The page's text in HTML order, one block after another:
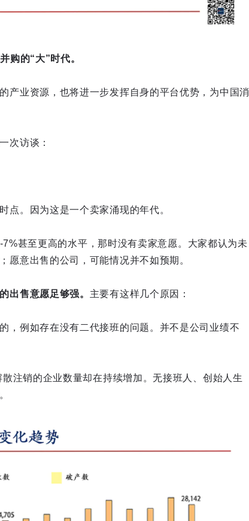
并购的“大”时代。
产业资源，也将进一步发挥自身的平台优势，为中国消
次访谈：
点。因为这是一个卖家涌现的年代。
甚至更高的水平，那时没有卖家意愿。大家都认为未
愿意出售的公司，可能情况并不如预期。
出售意愿足够强。 主要有这样几个原因：
，例如存在没有二代接班的问题。并不是公司业绩不
注销的企业数量却在持续增加。无接班人、创始人生